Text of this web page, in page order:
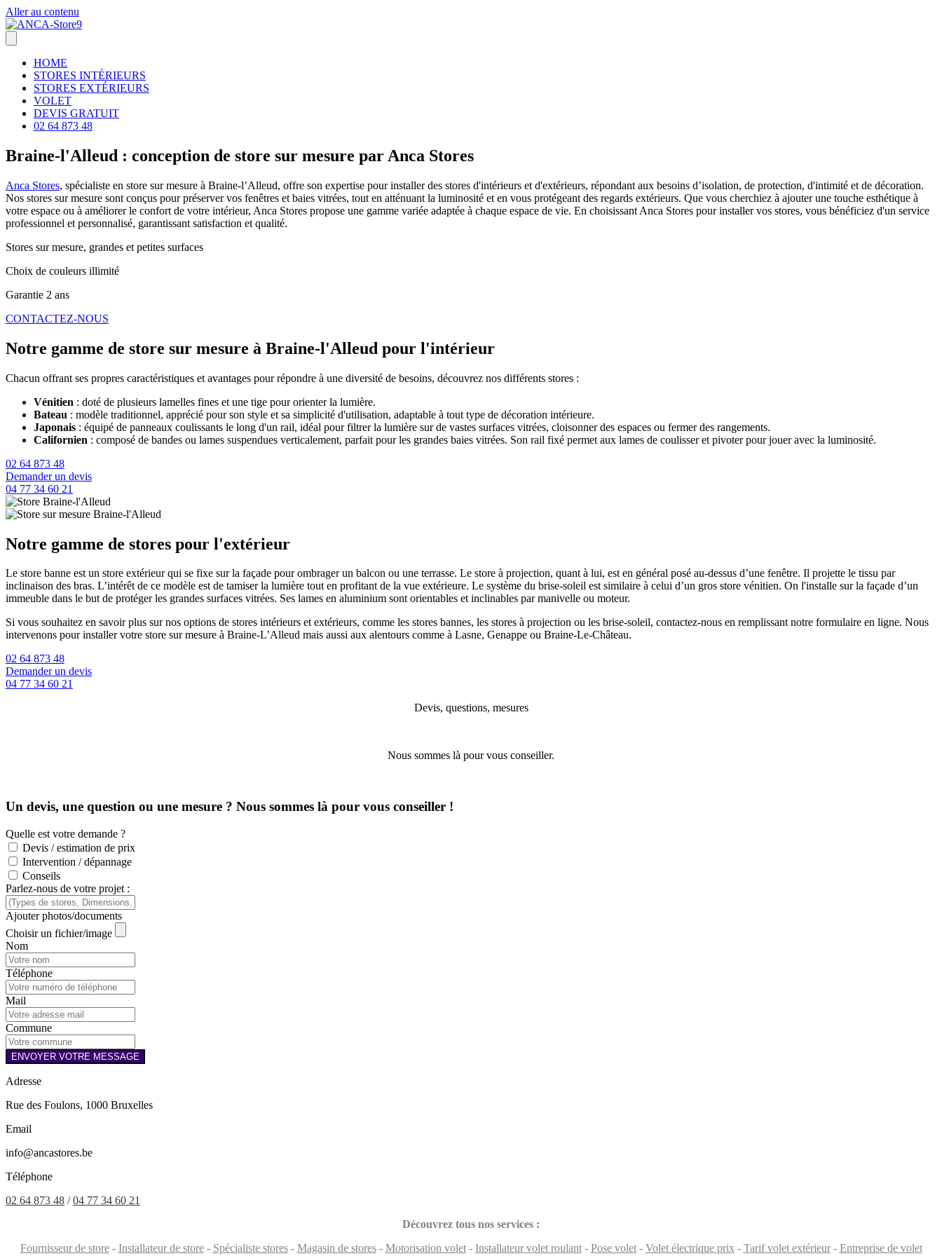
Aller au contenu
HOME
STORES INTÉRIEURS
STORES EXTÉRIEURS
VOLET
DEVIS GRATUIT
02 64 873 48
Braine-l'Alleud : conception de store sur mesure par Anca Stores
Anca Stores, spécialiste en store sur mesure à Braine-l’Alleud, offre son expertise pour installer des stores d'intérieurs et d'extérieurs, répondant aux besoins d’isolation, de protection, d'intimité et de décoration.
Nos stores sur mesure sont conçus pour préserver vos fenêtres et baies vitrées, tout en atténuant la luminosité et en vous protégeant des regards extérieurs. Que vous cherchiez à ajouter une touche esthétique à
votre espace ou à améliorer le confort de votre intérieur, Anca Stores propose une gamme variée adaptée à chaque espace de vie. En choisissant Anca Stores pour installer vos stores, vous bénéficiez d'un service
professionnel et personnalisé, garantissant satisfaction et qualité.
Stores sur mesure, grandes et petites surfaces
Choix de couleurs illimité
Garantie 2 ans
CONTACTEZ-NOUS
Notre gamme de store sur mesure à Braine-l'Alleud pour l'intérieur
Chacun offrant ses propres caractéristiques et avantages pour répondre à une diversité de besoins, découvrez nos différents stores :
Vénitien : doté de plusieurs lamelles fines et une tige pour orienter la lumière.
Bateau : modèle traditionnel, apprécié pour son style et sa simplicité d'utilisation, adaptable à tout type de décoration intérieure.
Japonais : équipé de panneaux coulissants le long d'un rail, idéal pour filtrer la lumière sur de vastes surfaces vitrées, cloisonner des espaces ou fermer des rangements.
Californien : composé de bandes ou lames suspendues verticalement, parfait pour les grandes baies vitrées. Son rail fixé permet aux lames de coulisser et pivoter pour jouer avec la luminosité.
02 64 873 48
Demander un devis
04 77 34 60 21
Notre gamme de stores pour l'extérieur
Le store banne est un store extérieur qui se fixe sur la façade pour ombrager un balcon ou une terrasse. Le store à projection, quant à lui, est en général posé au-dessus d’une fenêtre. Il projette le tissu par
inclinaison des bras. L’intérêt de ce modèle est de tamiser la lumière tout en profitant de la vue extérieure. Le système du brise-soleil est similaire à celui d’un gros store vénitien. On l'installe sur la façade d’un
immeuble dans le but de protéger les grandes surfaces vitrées. Ses lames en aluminium sont orientables et inclinables par manivelle ou moteur.
Si vous souhaitez en savoir plus sur nos options de stores intérieurs et extérieurs, comme les stores bannes, les stores à projection ou les brise-soleil, contactez-nous en remplissant notre formulaire en ligne. Nous
intervenons pour installer votre store sur mesure à Braine-L’Alleud mais aussi aux alentours comme à Lasne, Genappe ou Braine-Le-Château.
02 64 873 48
Demander un devis
04 77 34 60 21
Devis, questions, mesures
Nous sommes là pour vous conseiller.
Un devis, une question ou une mesure ? Nous sommes là pour vous conseiller !
Quelle est votre demande ?
Devis / estimation de prix
Intervention / dépannage
Conseils
Parlez-nous de votre projet :
Ajouter photos/documents
Choisir un fichier/image
Nom
Téléphone
Mail
Commune
ENVOYER VOTRE MESSAGE
Adresse
Rue des Foulons, 1000 Bruxelles
Email
info@ancastores.be
Téléphone
02 64 873 48 /04 77 34 60 21
Découvrez tous nos services :
Fournisseur de store- Installateur de store- Spécialiste stores- Magasin de stores- Motorisation volet- Installateur volet roulant- Pose volet- Volet électrique prix - Tarif volet extérieur- Entreprise de volet